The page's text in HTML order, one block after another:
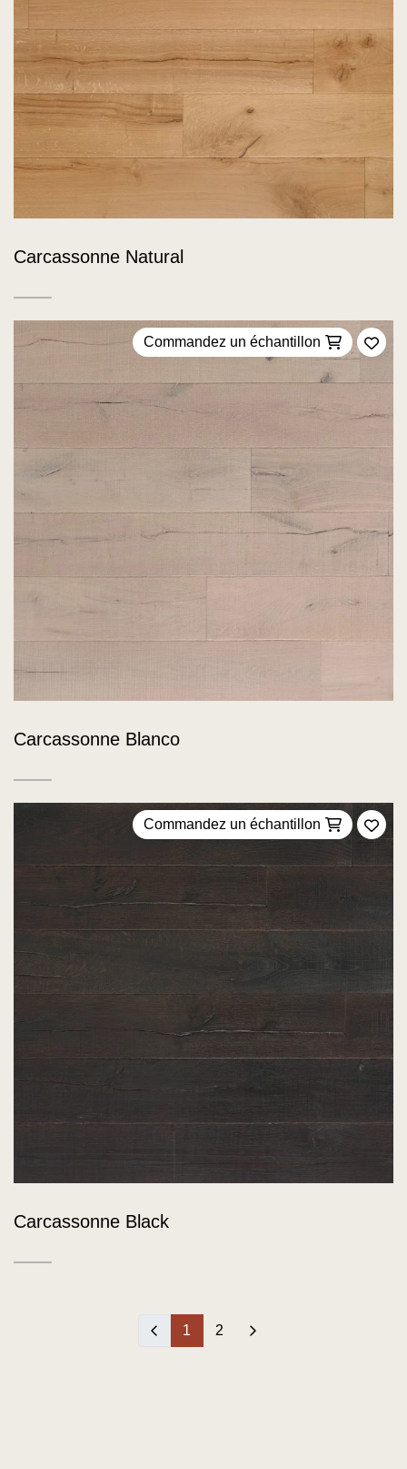
Carcassonne Natural
Commandez un échantillon
Carcassonne Blanco
Commandez un échantillon
Carcassonne Black
‹ 1 2 ›